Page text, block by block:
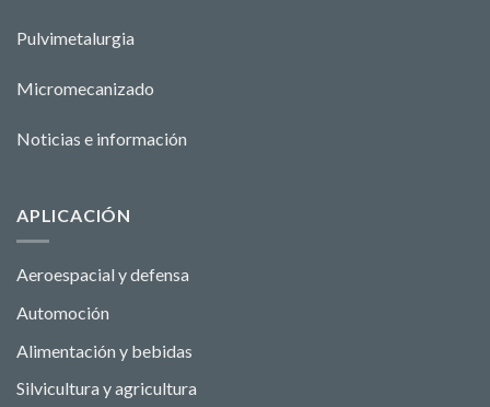
Pulvimetalurgia
Micromecanizado
Noticias e información
APLICACIÓN
Aeroespacial y defensa
Automoción
Alimentación y bebidas
Silvicultura y agricultura